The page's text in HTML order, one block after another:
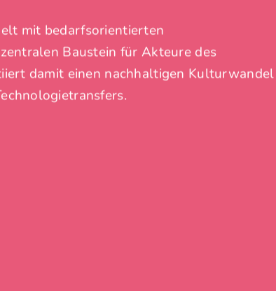
mit bedarfsorientierten
Baustein für Akteure des
damit einen nachhaltigen Kulturwandel